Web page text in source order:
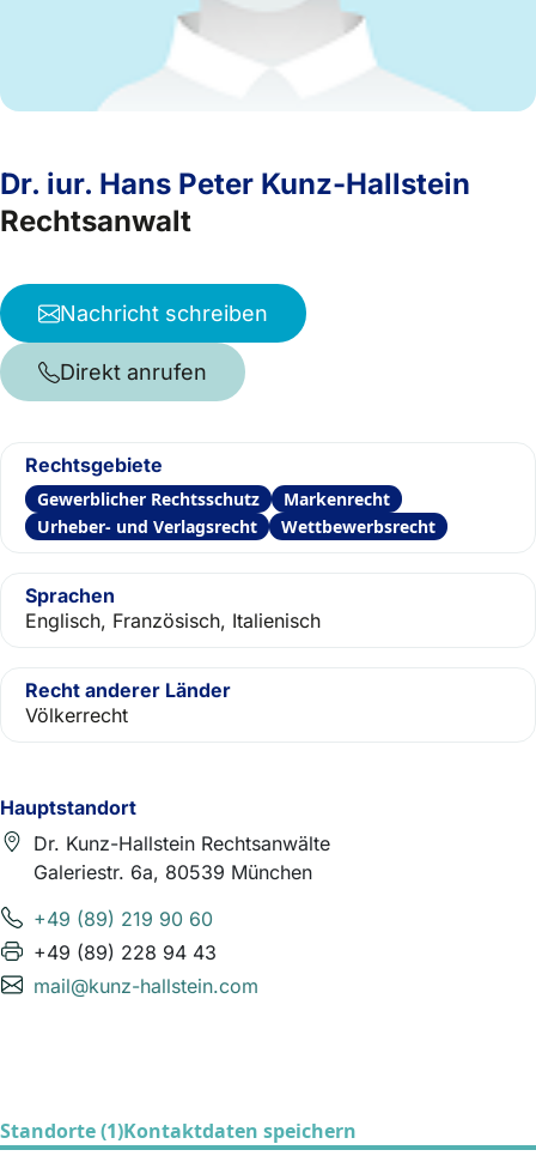
Hauptstandort
Dr. Kunz-Hallstein Rechtsanwälte
Galeriestr. 6a, 80539 München
+49 (89) 219 90 60
+49 (89) 228 94 43
mail@kunz-hallstein.com
Dr. iur. Hans Peter Kunz-Hallstein
Rechtsanwalt
Nachricht schreiben
Direkt anrufen
Rechtsgebiete
Gewerblicher Rechtsschutz
Markenrecht
Urheber- und Verlagsrecht
Wettbewerbsrecht
Sprachen
Englisch, Französisch, Italienisch
Recht anderer Länder
Völkerrecht
Standorte (1)Kontaktdaten speichern